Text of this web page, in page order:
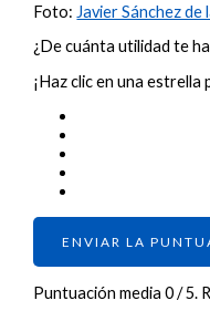
Foto: Javier Sánchez
¿De cuánta utilidad te
¡Haz clic en una
ENVIAR LA
Puntuación media0/ 5.